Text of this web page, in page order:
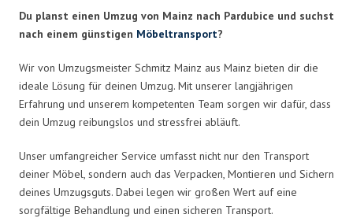
Du planst einen Umzug von Mainz nach Pardubice und suchst
nach einem günstigen Möbeltransport?
Wir von Umzugsmeister Schmitz Mainz aus Mainz bieten dir die
ideale Lösung für deinen Umzug. Mit unserer langjährigen
Erfahrung und unserem kompetenten Team sorgen wir dafür, dass
dein Umzug reibungslos und stressfrei abläuft.
Unser umfangreicher Service umfasst nicht nur den Transport
deiner Möbel, sondern auch das Verpacken, Montieren und Sichern
deines Umzugsguts. Dabei legen wir großen Wert auf eine
sorgfältige Behandlung und einen sicheren Transport.